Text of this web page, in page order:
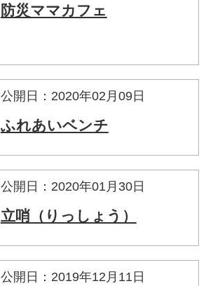
防災ママカフェ
公開日：2020年02月09日
ふれあいベンチ
公開日：2020年01月30日
立哨（りっしょう）
公開日：2019年12月11日